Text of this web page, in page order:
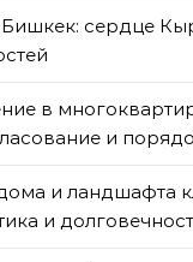
сердце
в
и
и ландшафта
и